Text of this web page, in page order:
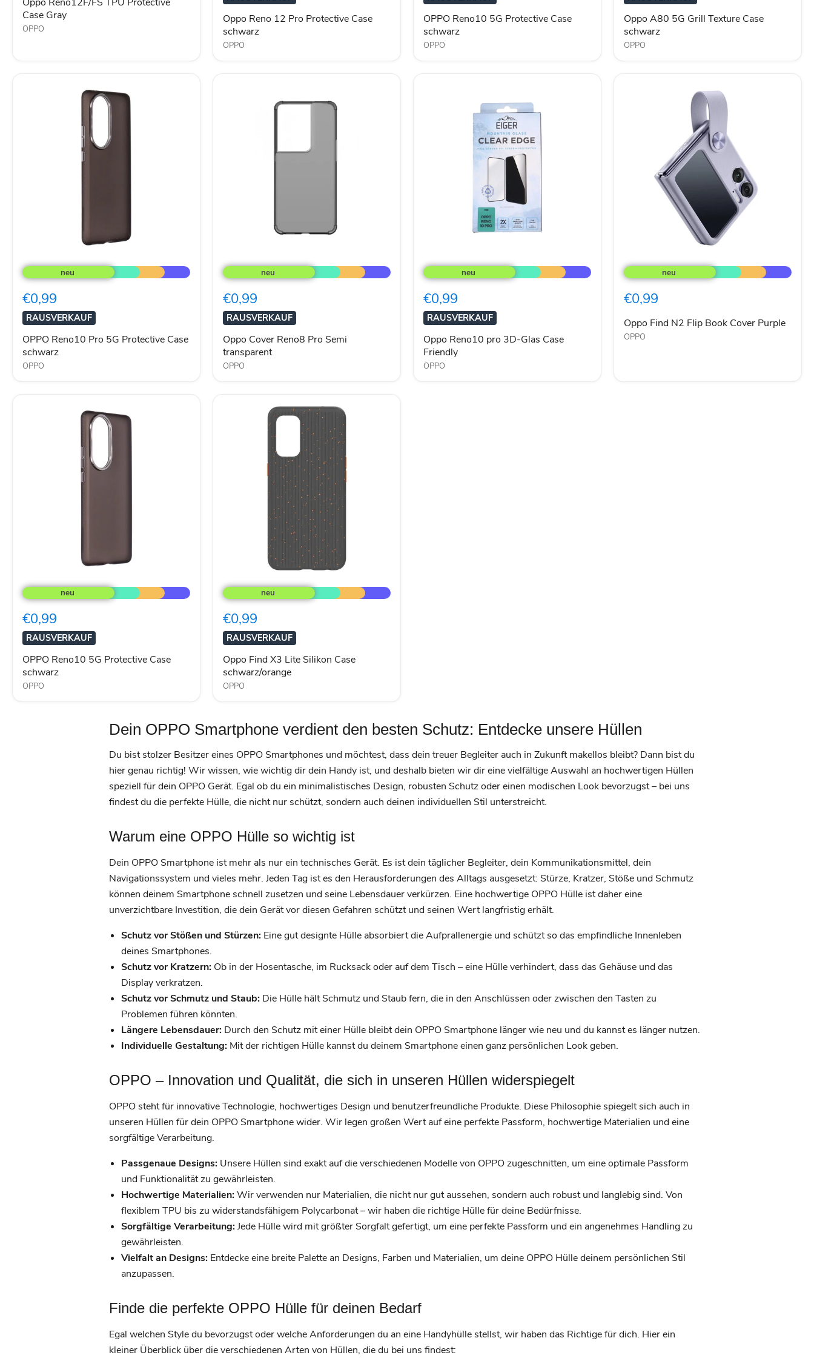
Case Gray
OPPO
Oppo Reno 12 Pro Protective Case
schwarz
OPPO
OPPO Reno10 5G Protective Case
schwarz
OPPO
Oppo A80 5G Grill Texture Case
schwarz
OPPO
Reno10
Pro
Protective
Case
schwarz
€0,99
RAUSVERKAUF
OPPO Reno10 Pro 5G Protective Case
schwarz
OPPO
Cover
Reno8
Semi
transparent
€0,99
RAUSVERKAUF
Oppo Cover Reno8 Pro Semi
transparent
OPPO
Reno10
pro
Glas
Case
Friendly
€0,99
RAUSVERKAUF
Oppo Reno10 pro 3D-Glas Case
Friendly
OPPO
Find
N2
Book
Purple
€0,99
Oppo Find N2 Flip Book Cover Purple
OPPO
Reno10
5G
Case
schwarz
€0,99
RAUSVERKAUF
OPPO Reno10 5G Protective Case
schwarz
OPPO
Find
X3
Silikon
Case
schwarz/orange
€0,99
RAUSVERKAUF
Oppo Find X3 Lite Silikon Case
schwarz/orange
OPPO
Dein OPPO Smartphone verdient den besten Schutz: Entdecke unsere Hüllen
Du bist stolzer Besitzer eines OPPO Smartphones und möchtest, dass dein treuer Begleiter auch in Zukunft makellos bleibt? Dann bist du
hier genau richtig! Wir wissen, wie wichtig dir dein Handy ist, und deshalb bieten wir dir eine vielfältige Auswahl an hochwertigen Hüllen
speziell für dein OPPO Gerät. Egal ob du ein minimalistisches Design, robusten Schutz oder einen modischen Look bevorzugst – bei uns
findest du die perfekte Hülle, die nicht nur schützt, sondern auch deinen individuellen Stil unterstreicht.
Warum eine OPPO Hülle so wichtig ist
Dein OPPO Smartphone ist mehr als nur ein technisches Gerät. Es ist dein täglicher Begleiter, dein Kommunikationsmittel, dein
Navigationssystem und vieles mehr. Jeden Tag ist es den Herausforderungen des Alltags ausgesetzt: Stürze, Kratzer, Stöße und Schmutz
können deinem Smartphone schnell zusetzen und seine Lebensdauer verkürzen. Eine hochwertige OPPO Hülle ist daher eine
unverzichtbare Investition, die dein Gerät vor diesen Gefahren schützt und seinen Wert langfristig erhält.
Schutz vor Stößen und Stürzen: Eine gut designte Hülle absorbiert die Aufprallenergie und schützt so das empfindliche Innenleben
deines Smartphones.
Schutz vor Kratzern: Ob in der Hosentasche, im Rucksack oder auf dem Tisch – eine Hülle verhindert, dass das Gehäuse und das
Display verkratzen.
Schutz vor Schmutz und Staub: Die Hülle hält Schmutz und Staub fern, die in den Anschlüssen oder zwischen den Tasten zu
Problemen führen könnten.
Längere Lebensdauer: Durch den Schutz mit einer Hülle bleibt dein OPPO Smartphone länger wie neu und du kannst es länger nutzen.
Individuelle Gestaltung: Mit der richtigen Hülle kannst du deinem Smartphone einen ganz persönlichen Look geben.
OPPO – Innovation und Qualität, die sich in unseren Hüllen widerspiegelt
OPPO steht für innovative Technologie, hochwertiges Design und benutzerfreundliche Produkte. Diese Philosophie spiegelt sich auch in
unseren Hüllen für dein OPPO Smartphone wider. Wir legen großen Wert auf eine perfekte Passform, hochwertige Materialien und eine
sorgfältige Verarbeitung.
Passgenaue Designs: Unsere Hüllen sind exakt auf die verschiedenen Modelle von OPPO zugeschnitten, um eine optimale Passform
und Funktionalität zu gewährleisten.
Hochwertige Materialien:Wir verwenden nur Materialien, die nicht nur gut aussehen, sondern auch robust und langlebig sind. Von
flexiblem TPU bis zu widerstandsfähigem Polycarbonat – wir haben die richtige Hülle für deine Bedürfnisse.
Sorgfältige Verarbeitung:Jede Hülle wird mit größter Sorgfalt gefertigt, um eine perfekte Passform und ein angenehmes Handling zu
gewährleisten.
Vielfalt an Designs: Entdecke eine breite Palette an Designs, Farben und Materialien, um deine OPPO Hülle deinem persönlichen Stil
anzupassen.
Finde die perfekte OPPO Hülle für deinen Bedarf
Egal welchen Style du bevorzugst oder welche Anforderungen du an eine Handyhülle stellst, wir haben das Richtige für dich. Hier ein
kleiner Überblick über die verschiedenen Arten von Hüllen, die du bei uns findest: